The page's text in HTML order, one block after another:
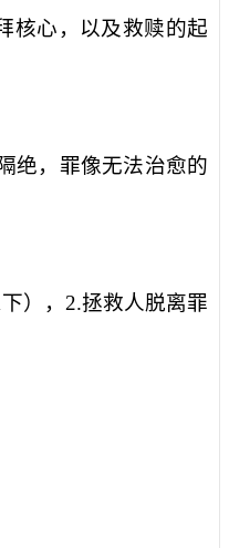
核心，以及救赎的起
绝，罪像无法治愈的
下）， 2.拯救人脱离罪